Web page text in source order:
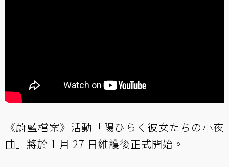
《蔚藍檔案》活動「陽ひらく彼女たちの小夜
曲」將於 1 月 27 日維護後正式開始。